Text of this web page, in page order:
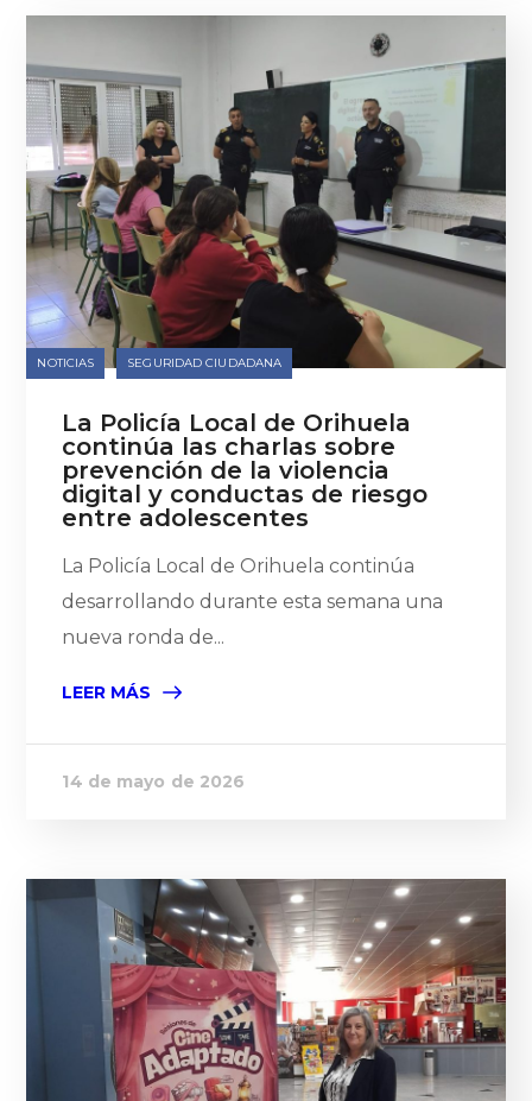
NOTICIAS SEGURIDAD CIUDADANA
La Policía Local de Orihuela
continúa las charlas sobre
prevención de la violencia
digital y conductas de riesgo
entre adolescentes
La Policía Local de Orihuela continúa
desarrollando durante esta semana una
nueva ronda de...
LEER MÁS
14 de mayo de 2026